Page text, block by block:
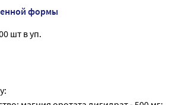
формы
шт в уп.